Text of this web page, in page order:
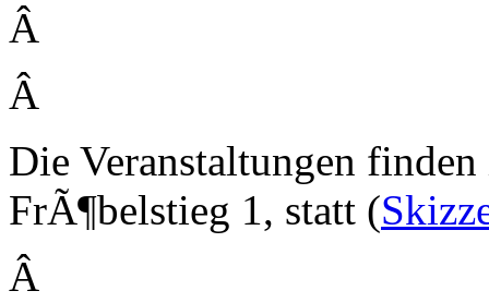
Â
Â
Die Veranstaltungen
FrÃ¶belstieg 1, statt (
Â